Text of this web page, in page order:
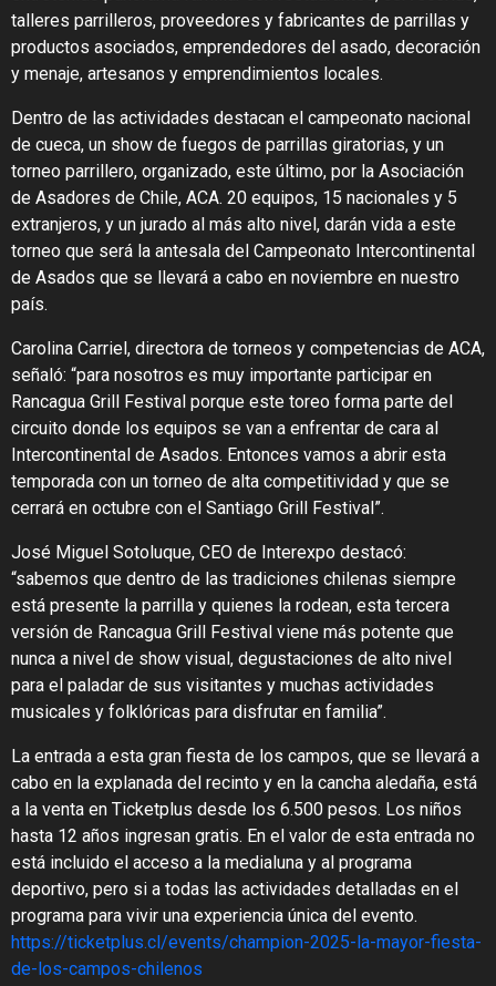
talleres parrilleros, proveedores y fabricantes de parrillas y
productos asociados, emprendedores del asado, decoración
y menaje, artesanos y emprendimientos locales.
Dentro de las actividades destacan el campeonato nacional
de cueca, un show de fuegos de parrillas giratorias, y un
torneo parrillero, organizado, este último, por la Asociación
de Asadores de Chile, ACA. 20 equipos, 15 nacionales y 5
extranjeros, y un jurado al más alto nivel, darán vida a este
torneo que será la antesala del Campeonato Intercontinental
de Asados que se llevará a cabo en noviembre en nuestro
país.
Carolina Carriel, directora de torneos y competencias de ACA,
señaló: “para nosotros es muy importante participar en
Rancagua Grill Festival porque este toreo forma parte del
circuito donde los equipos se van a enfrentar de cara al
Intercontinental de Asados. Entonces vamos a abrir esta
temporada con un torneo de alta competitividad y que se
cerrará en octubre con el Santiago Grill Festival”.
José Miguel Sotoluque, CEO de Interexpo destacó:
“sabemos que dentro de las tradiciones chilenas siempre
está presente la parrilla y quienes la rodean, esta tercera
versión de Rancagua Grill Festival viene más potente que
nunca a nivel de show visual, degustaciones de alto nivel
para el paladar de sus visitantes y muchas actividades
musicales y folklóricas para disfrutar en familia”.
La entrada a esta gran fiesta de los campos, que se llevará a
cabo en la explanada del recinto y en la cancha aledaña, está
a la venta en Ticketplus desde los 6.500 pesos. Los niños
hasta 12 años ingresan gratis. En el valor de esta entrada no
está incluido el acceso a la medialuna y al programa
deportivo, pero si a todas las actividades detalladas en el
programa para vivir una experiencia única del evento.
https://ticketplus.cl/events/champion-2025-la-mayor-fiesta-
de-los-campos-chilenos